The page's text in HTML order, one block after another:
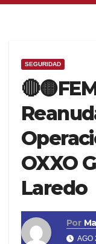
SEGURIDAD
OXXO
Laredo
Por
AGO